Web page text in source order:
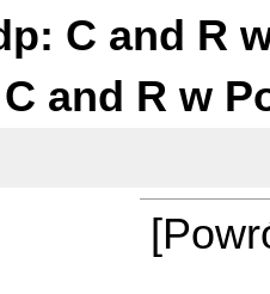
C and R
and R w